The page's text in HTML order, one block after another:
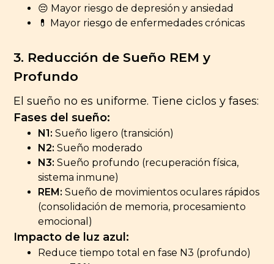
😔 Mayor riesgo de depresión y ansiedad
💊 Mayor riesgo de enfermedades crónicas
3. Reducción de Sueño REM y
Profundo
El sueño no es uniforme. Tiene ciclos y fases:
Fases del sueño:
N1: Sueño ligero (transición)
N2: Sueño moderado
N3: Sueño profundo (recuperación física,
sistema inmune)
REM: Sueño de movimientos oculares rápidos
(consolidación de memoria, procesamiento
emocional)
Impacto de luz azul:
Reduce tiempo total en fase N3 (profundo)